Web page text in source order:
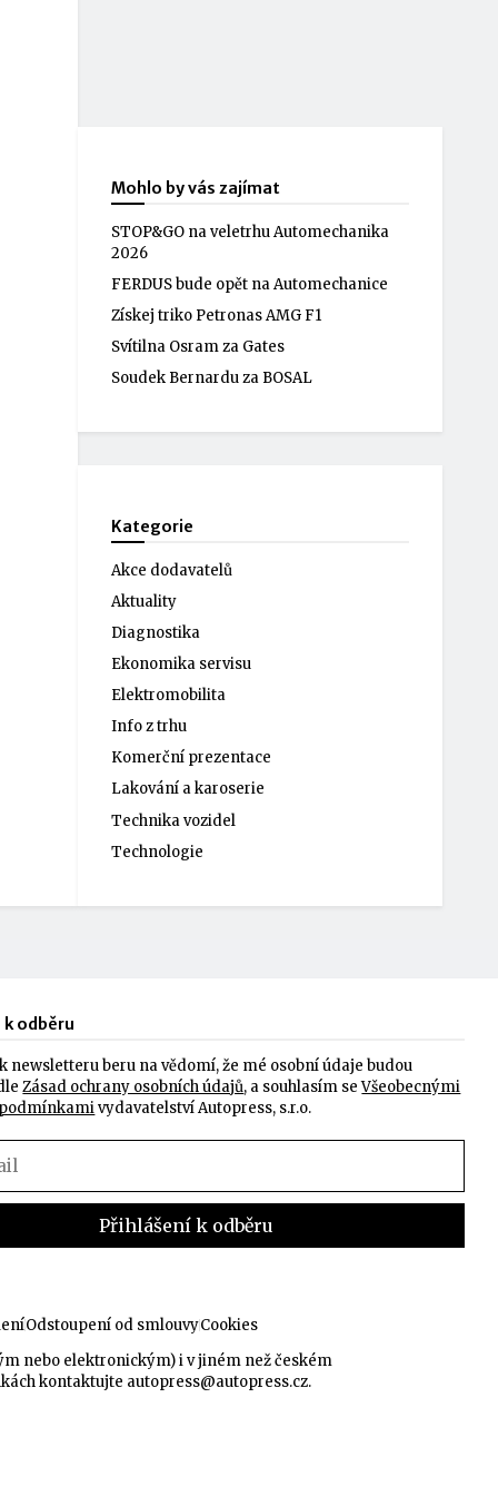
Mohlo by vás zajímat
STOP&GO na veletrhu Automechanika
2026
FERDUS bude opět na Automechanice
Získej triko Petronas AMG F1
Svítilna Osram za Gates
Soudek Bernardu za BOSAL
Kategorie
Akce dodavatelů
Aktuality
Diagnostika
Ekonomika servisu
Elektromobilita
Info z trhu
Komerční prezentace
Lakování a karoserie
Technika vozidel
Technologie
odběru
newsletteru beru na vědomí, že mé osobní údaje budou
Zásad ochrany osobních údajů, a souhlasím seVšeobecnými
vydavatelství Autopress, s.r.o.
Odstoupení od smlouvyCookies
nebo elektronickým) i v jiném než českém
kontaktujte autopress@autopress.cz.